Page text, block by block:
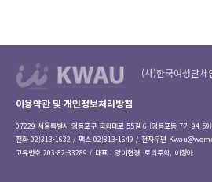
(사)한국여성단체
이용약관 및 개인정보처리방침
07229 서울특별시 영등포구 국회대로 55길 6 (영등포동 7가 94-
전화 02)313-1632 / 팩스 02)313-1649 / 전자우편
고유번호 203-82-33289 / 대표 : 양이현경, 로리주희, 이정아